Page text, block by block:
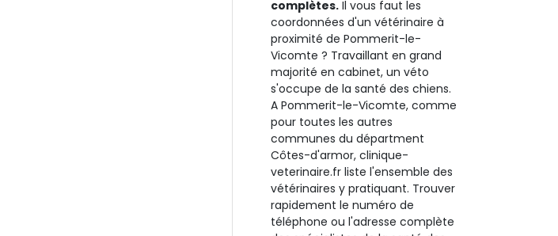
complètes. Il vous faut les
coordonnées d'un vétérinaire à
proximité de Pommerit-le-
Vicomte ? Travaillant en grand
majorité en cabinet, un véto
s'occupe de la santé des chiens.
A Pommerit-le-Vicomte, comme
pour toutes les autres
communes du départment
Côtes-d'armor, clinique-
veterinaire.fr liste l'ensemble des
vétérinaires y pratiquant. Trouver
rapidement le numéro de
téléphone ou l'adresse complète